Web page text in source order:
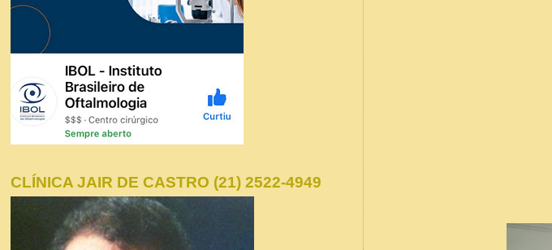
CLÍNICA JAIR DE CASTRO (21) 2522-4949